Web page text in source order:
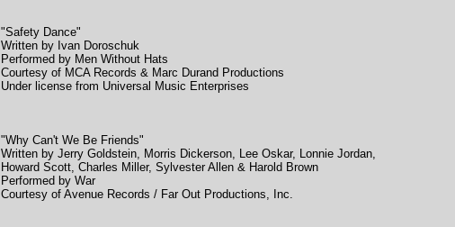
"Safety Dance"
Written by Ivan Doroschuk
Performed by Men Without Hats
Courtesy of MCA Records & Marc Durand Productions
Under license from Universal Music Enterprises
"Why Can't We Be Friends"
Written by Jerry Goldstein, Morris Dickerson, Lee Oskar, Lonnie Jordan,
Howard Scott, Charles Miller, Sylvester Allen & Harold Brown
Performed by War
Courtesy of Avenue Records / Far Out Productions, Inc.